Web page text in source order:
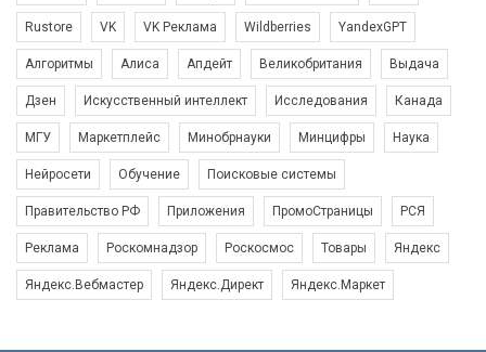
Rustore VK VK Реклама Wildberries YandexGPT
Алгоритмы Алиса Апдейт Великобритания Выдача
Дзен Искусственный интеллект Исследования Канада
МГУ Маркетплейс Минобрнауки Минцифры Наука
Нейросети Обучение Поисковые системы
Правительство РФ Приложения ПромоСтраницы РСЯ
Реклама Роскомнадзор Роскосмос Товары Яндекс
Яндекс.Вебмастер Яндекс.Директ Яндекс.Маркет